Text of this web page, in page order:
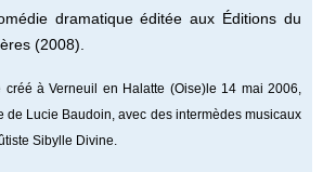
dramatique éditée aux Éditions du
(2008).
à Verneuil en Halatte (Oise)le 14 mai 2006,
de Lucie Baudoin, avec des intermèdes musicaux
Sibylle Divine.